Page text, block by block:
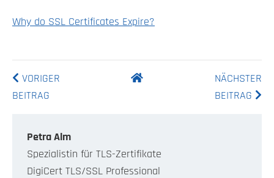
Why do SSL Certificates Expire?
VORIGER
BEITRAG
NÄCHSTER
BEITRAG
Petra Alm
Spezialistin für TLS-Zertifikate
DigiCert TLS/SSL Professional